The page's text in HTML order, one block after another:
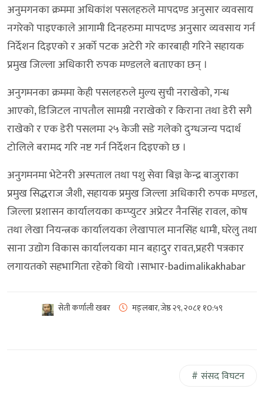
अनुमगनका क्रममा अधिकांश पसलहरुले मापदण्ड अनुसार व्यवसाय
नगरेको पाइएकाले आगामी दिनहरुमा मापदण्ड अनुसार व्यवसाय गर्न
निर्देशन दिइएको र अर्को पटक अटेरी गरे कारबाही गरिने सहायक
प्रमुख जिल्ला अधिकारी रुपक मण्डलले बताएका छन् ।
अनुगमनका क्रममा केही पसलहरुले मुल्य सुची नराखेको, गन्ध
आएको, डिजिटल नापतौल सामग्री नराखेको र किराना तथा डेरी सगै
राखेको र एक डेरी पसलमा २५ केजी सडे गलेको दुग्धजन्य पदार्थ
टोलिले बरामद गरि नष्ट गर्न निर्देशन दिइएको छ ।
अनुगमनमा भेटेनरी अस्पताल तथा पशु सेवा बिज्ञ केन्द्र बाजुराका
प्रमुख सिद्धराज जैशी, सहायक प्रमुख जिल्ला अधिकारी रुपक मण्डल,
जिल्ला प्रशासन कार्यालयका कम्प्युटर अप्रेटर नैनसिंह रावल, कोष
तथा लेखा नियन्त्रक कार्यालयका लेखापाल मानसिंह धामी, घरेलु तथा
साना उद्योग विकास कार्यालयका मान बहादुर रावत,प्रहरी पत्रकार
लगायतको सहभागिता रहेको थियो ।साभार-badimalikakhabar
सेती कर्णाली खबर मङ्लबार, जेष्ठ २९, २०८१ १0:५९
संसद विघटन